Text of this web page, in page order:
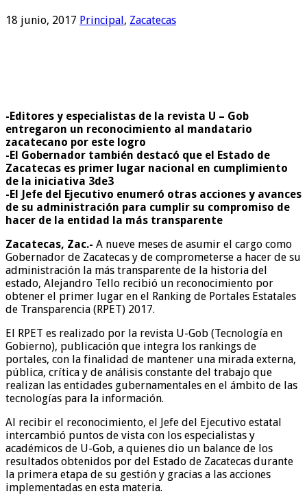
18 junio, 2017 Principal, Zacatecas
-Editores y especialistas de la revista U – Gob
entregaron un reconocimiento al mandatario
zacatecano por este logro
-El Gobernador también destacó que el Estado de
Zacatecas es primer lugar nacional en cumplimiento
de la iniciativa 3de3
-El Jefe del Ejecutivo enumeró otras acciones y avances
de su administración para cumplir su compromiso de
hacer de la entidad la más transparente
Zacatecas, Zac.- A nueve meses de asumir el cargo como
Gobernador de Zacatecas y de comprometerse a hacer de su
administración la más transparente de la historia del
estado, Alejandro Tello recibió un reconocimiento por
obtener el primer lugar en el Ranking de Portales Estatales
de Transparencia (RPET) 2017.
El RPET es realizado por la revista U-Gob (Tecnología en
Gobierno), publicación que integra los rankings de
portales, con la finalidad de mantener una mirada externa,
pública, crítica y de análisis constante del trabajo que
realizan las entidades gubernamentales en el ámbito de las
tecnologías para la información.
Al recibir el reconocimiento, el Jefe del Ejecutivo estatal
intercambió puntos de vista con los especialistas y
académicos de U-Gob, a quienes dio un balance de los
resultados obtenidos por del Estado de Zacatecas durante
la primera etapa de su gestión y gracias a las acciones
implementadas en esta materia.